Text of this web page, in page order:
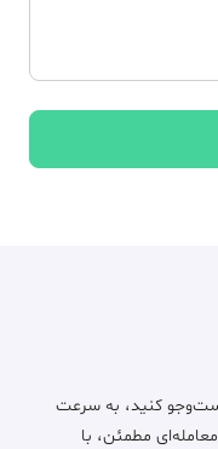
کنید، به سرعت
مطمئن، با